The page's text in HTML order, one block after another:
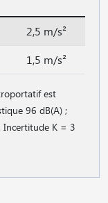
2,5 m/s²
1,5 m/s²
est
96 dB(A) ;
Incertitude K = 3